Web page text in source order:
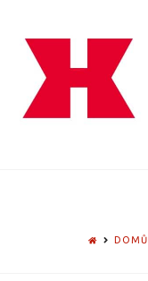
HOMEDOMŮ